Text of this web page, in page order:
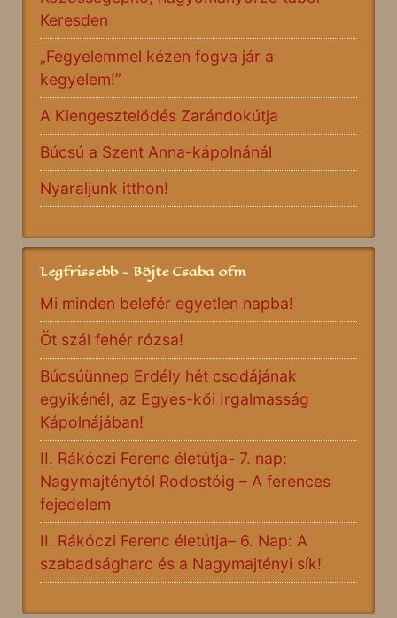
Keresden
„Fegyelemmel kézen fogva jár a
kegyelem!”
A Kiengesztelődés Zarándokútja
Búcsú a Szent Anna-kápolnánál
Nyaraljunk itthon!
Legfrissebb - Böjte Csaba ofm
Mi minden belefér egyetlen napba!
Öt szál fehér rózsa!
Búcsúünnep Erdély hét csodájának
egyikénél, az Egyes-kői Irgalmasság
Kápolnájában!
II. Rákóczi Ferenc életútja- 7. nap:
Nagymajténytól Rodostóig – A ferences
fejedelem
II. Rákóczi Ferenc életútja– 6. Nap: A
szabadságharc és a Nagymajtényi sík!